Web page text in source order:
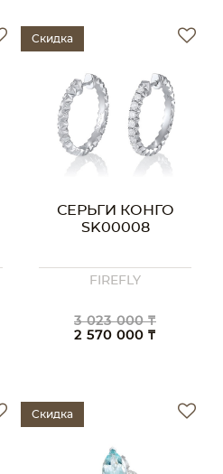
Скидка
СЕРЬГИ КОНГО
SK00008
FIREFLY
3 023 000 ₸
2 570 000 ₸
Скидка